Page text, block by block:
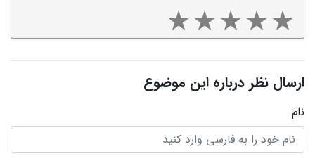
ارسال نظر درباره این موضوع
نام